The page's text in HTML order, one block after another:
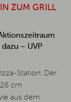
ZUM GRILL
– UVP
Station: Der
cm
aus dem